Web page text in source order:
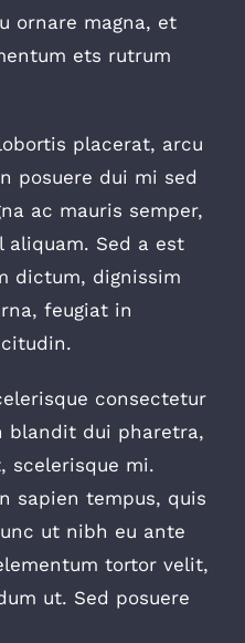
ornare magna, et
ets rutrum
placerat, arcu
posuere dui mi sed
ac mauris semper,
Sed a est
dictum, dignissim
feugiat in
consectetur
blandit dui pharetra,
scelerisque mi.
sapien tempus, quis
ut nibh eu ante
tortor velit,
ut. Sed posuere